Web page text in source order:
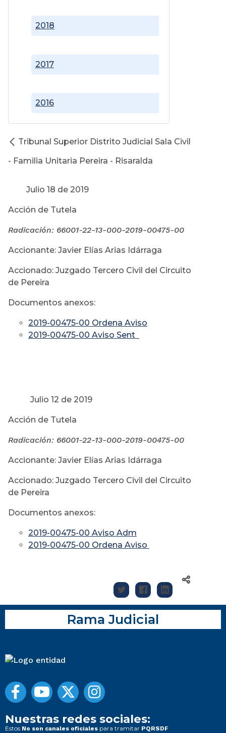
2016
2017
2018
Tribunal Superior Distrito Judicial Sala Civil
- Familia Unitaria Pereira - Risaralda
Julio 18 de 2019
Acción de Tutela
Radicación: 66001-22-13-000-2019-00475-00
Accionante: Javier Elías Arias Idárraga
Accionado: Juzgado Tercero Civil del Circuito
de Pereira
Documentos anexos:
2019-00475-00 Ordena Aviso
2019-00475-00 Aviso Sent
Julio 12 de 2019
Acción de Tutela
Radicación: 66001-22-13-000-2019-00475-00
Accionante: Javier Elías Arias Idárraga
Accionado: Juzgado Tercero Civil del Circuito
de Pereira
Documentos anexos:
2019-00475-00 Aviso Adm
2019-00475-00 Ordena Aviso
Rama Judicial
Nuestras redes sociales:
Estos No son canales oficiales para tramitar PQRSDF